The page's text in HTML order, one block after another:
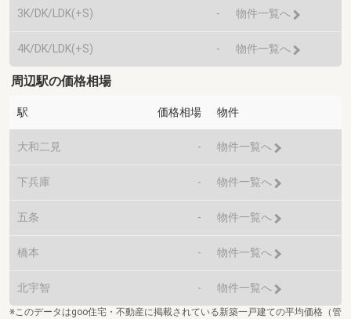
3K/DK/LDK(+S) - 物件一覧へ
4K/DK/LDK(+S) - 物件一覧へ
周辺駅の価格相場
駅 価格相場 物件
大和二見 - 物件一覧へ
下兵庫 - 物件一覧へ
五条 - 物件一覧へ
橋本 - 物件一覧へ
北宇智 - 物件一覧へ
※このデータはgoo住宅・不動産に掲載されている新築一戸建ての平均価格（管